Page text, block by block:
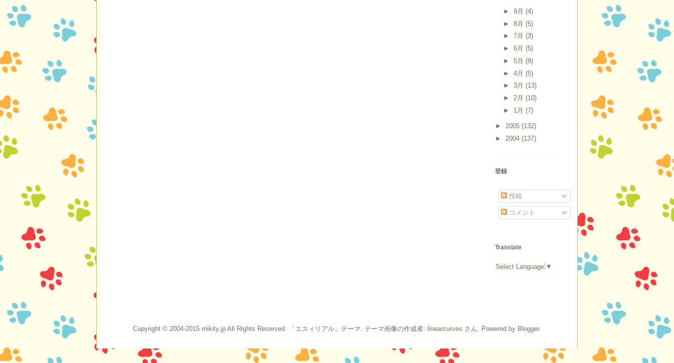
► 9月 (4)
► 8月 (5)
► 7月 (3)
► 6月 (5)
► 5月 (8)
► 4月 (5)
► 3月 (13)
► 2月 (10)
► 1月 (7)
► 2005 (132)
► 2004 (137)
登録
投稿
コメント
Translate
Select Language ▼
Copyright © 2004-2015 mikity.jp All Rights Reserved. 「エスィリアル」テーマ. テーマ画像の作成者: linearcurves さん. Powered by Blogger.